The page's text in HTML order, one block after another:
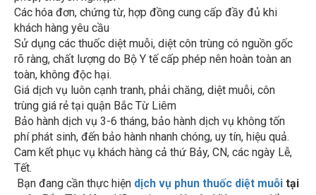
Sử dụng các thuốc diệt muỗi, diệt côn trùng có nguồn gốc
rõ ràng, chất lượng do Bộ Y tế cấp phép nên hoàn toàn an
toàn, không độc hại.
Giá dịch vụ luôn cạnh tranh, phải chăng, diệt muỗi, côn
trùng giá rẻ tại quận Bắc Từ Liêm
Bảo hành dịch vụ 3-6 tháng, bảo hành dịch vụ không tốn
phí phát sinh, đến bảo hành nhanh chóng, uy tín, hiệu quả.
Cam kết phục vụ khách hàng cả thứ Bảy, CN, các ngày Lễ,
Tết.
Bạn đang cần thực hiệndịch vụ phun thuốc diệt muỗitại
quận Bắc Từ Liêm
được tư vấn, khảo sát miễn phí dịch vụ. Cam kết mang đến